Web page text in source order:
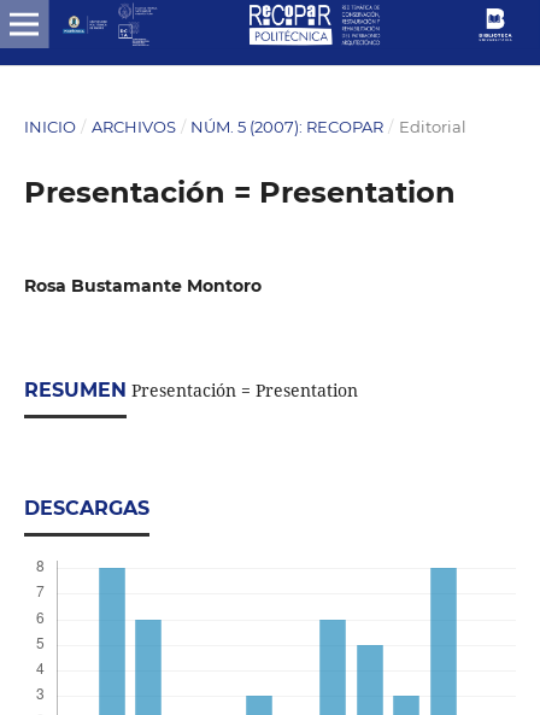
INICIO / ARCHIVOS / NÚM. 5 (2007): RECOPAR / Editorial
Presentación = Presentation
Rosa Bustamante Montoro
RESUMEN Presentación = Presentation
DESCARGAS